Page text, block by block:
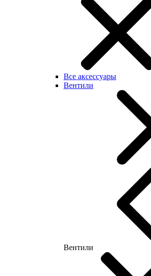
Все аксессуары
Вентили
Вентили